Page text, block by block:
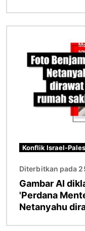
Konflik Israel-
Diterbitkan pada
Gambar AI
'Perdana
Netanyahu